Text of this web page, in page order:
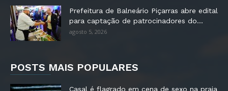
Prefeitura de Balneário Piçarras abre edital
para captação de patrocinadores do...
agosto 5, 2026
POSTS MAIS POPULARES
Casal é flagrado em cena de sexo na praia